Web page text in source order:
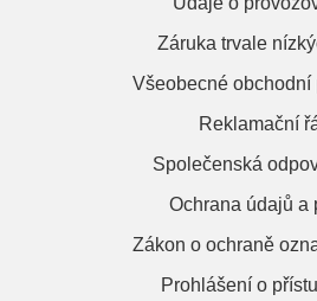
Záruka trvale
Všeobecné obchodní
Reklamační
Společenská
Ochrana údajů a
Zákon o ochraně
Prohlášení o